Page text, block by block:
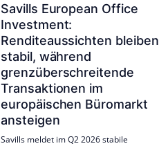
Savills European Office
Investment:
Renditeaussichten bleiben
stabil, während
grenzüberschreitende
Transaktionen im
europäischen Büromarkt
ansteigen
Savills meldet im Q2 2026 stabile